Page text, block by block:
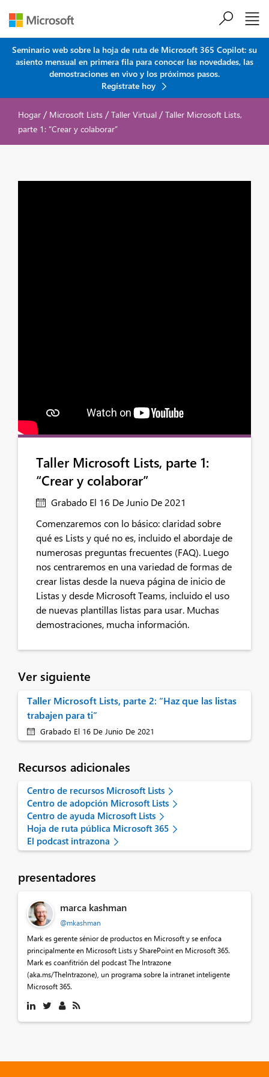
Seminario web sobre la hoja de ruta de Microsoft 365 Copilot: su
asiento mensual en primera fila para conocer las novedades, las
demostraciones en vivo y los próximos pasos.
Regístrate hoy
Hogar / Microsoft Lists /Taller Virtual /Taller Microsoft Lists,
parte 1: “Crear y colaborar”
Taller Microsoft Lists, parte 1:
“Crear y colaborar”
Grabado El 16 De Junio De 2021
Comenzaremos con lo básico: claridad sobre
qué es Lists y qué no es, incluido el abordaje de
numerosas preguntas frecuentes (FAQ). Luego
nos centraremos en una variedad de formas de
crear listas desde la nueva página de inicio de
Listas y desde Microsoft Teams, incluido el uso
de nuevas plantillas listas para usar. Muchas
demostraciones, mucha información.
Ver siguiente
Taller Microsoft Lists, parte 2: “Haz que las listas
trabajen para ti”
Grabado El 16 De Junio De 2021
Recursos adicionales
Centro de recursos Microsoft Lists
Centro de adopción Microsoft Lists
Centro de ayuda Microsoft Lists
Hoja de ruta pública Microsoft 365
El podcast intrazona
presentadores
marca kashman
@mkashman
Mark es gerente sénior de productos en Microsoft y se enfoca
principalmente en Microsoft Lists y SharePoint en Microsoft 365.
Mark es coanfitrión del podcast The Intrazone
(aka.ms/TheIntrazone), un programa sobre la intranet inteligente
Microsoft 365.